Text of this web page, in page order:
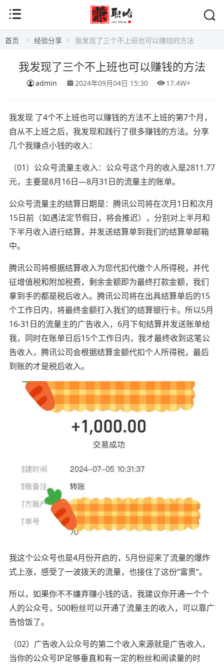
首页 经验分享 我发现了三个不上班也可以赚钱的方法
我发现了三个不上班也可以赚钱的方法
admin 2024年09月04日 15:30 17.4W+
我发现 了4个不上班也可以赚钱的方法不上班的第7个月，
自从不上班之后，我发现和践行了很多赚钱的方法。分享
几个我赚点小钱的收入：‍‍‍‍‍‍‍‍
（01）公众号流量主收入：公众号这个月的收入是2811.77
元，主要是8月16日—8月31日的流量主的账单。
公众号流量主的结算日期是：腾讯公司将在次月1日和次月
15日前（如遇法定节假日，将会推迟），分别对上半月和
下半月收入进行结算，并发送结算单到我们的结算单邮箱
中。
腾讯公司将根据结算收入为您代扣代缴个人所得税，并代
征增值税和附加税费，剩余金额即为最终打款金额，我们
拿到手的都是税后收入。腾讯公司将在出具结算单后的15
个工作日内，将最终金额打入我们的结算银行卡。所以5月
16-31日的流量主的广告收入，6月下旬结算并发送账单给
我，同时在账单日后15个工作日内，我才最终收到这笔公
告收入，腾讯公司会根据结算金额代扣个人所得税，最后
到账的才是税后收入。
我这个公众号也是4月份开启的，5月份迎来了流量的爆炸
式上涨，感受了一波拨天的流量，也接住了这份“富贵“。
所以，如果你不不嫌弃赚小钱的话，我建议你开通一个个
人的公众号，500粉丝可以开通了流量主的收入，可以靠广
告恰饭了。
（02）广告收入‍‍‍‍公众号的第二个收入来源就是广告收入，
当你的公众号IP足够垂直和有一定的粉丝和阅读量的时